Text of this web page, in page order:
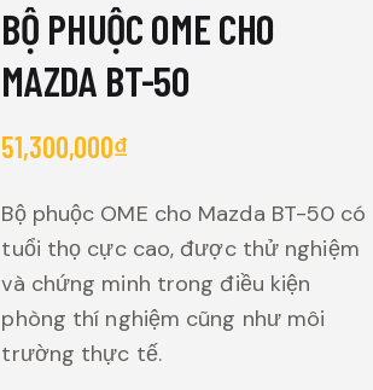
BỘ PHUỘC OME CHO
MAZDA BT-50
51,300,000₫
Bộ phuộc OME cho Mazda BT-50 có
tuổi thọ cực cao, được thử nghiệm
và chứng minh trong điều kiện
phòng thí nghiệm cũng như môi
trường thực tế.